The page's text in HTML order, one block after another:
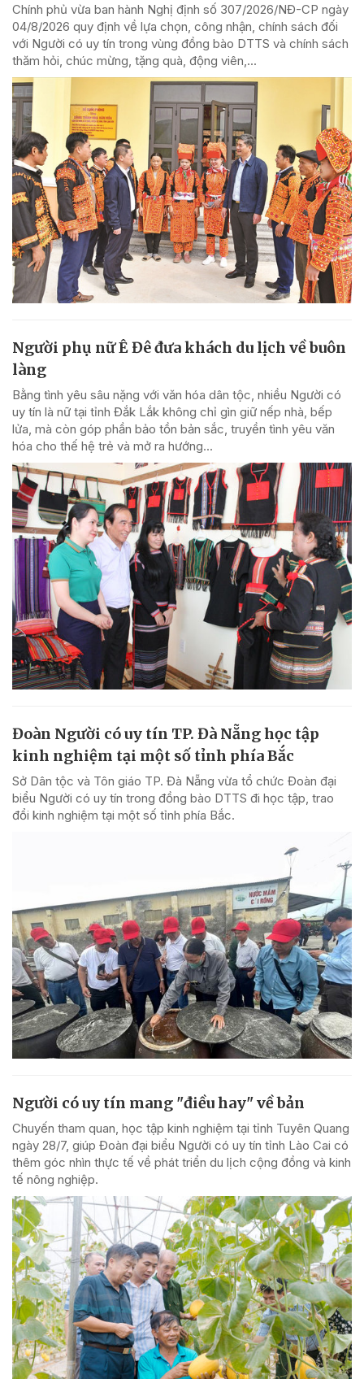
Chính phủ vừa ban hành Nghị định số 307/2026/NĐ-CP ngày
04/8/2026 quy định về lựa chọn, công nhận, chính sách đối
với Người có uy tín trong vùng đồng bào DTTS và chính sách
thăm hỏi, chúc mừng, tặng quà, động viên,...
Người phụ nữ Ê Đê đưa khách du lịch về buôn
làng
Bằng tình yêu sâu nặng với văn hóa dân tộc, nhiều Người có
uy tín là nữ tại tỉnh Đắk Lắk không chỉ gìn giữ nếp nhà, bếp
lửa, mà còn góp phần bảo tồn bản sắc, truyền tình yêu văn
hóa cho thế hệ trẻ và mở ra hướng...
Đoàn Người có uy tín TP. Đà Nẵng học tập
kinh nghiệm tại một số tỉnh phía Bắc
Sở Dân tộc và Tôn giáo TP. Đà Nẵng vừa tổ chức Đoàn đại
biểu Người có uy tín trong đồng bào DTTS đi học tập, trao
đổi kinh nghiệm tại một số tỉnh phía Bắc.
Người có uy tín mang "điều hay" về bản
Chuyến tham quan, học tập kinh nghiệm tại tỉnh Tuyên Quang
ngày 28/7, giúp Đoàn đại biểu Người có uy tín tỉnh Lào Cai có
thêm góc nhìn thực tế về phát triển du lịch cộng đồng và kinh
tế nông nghiệp.